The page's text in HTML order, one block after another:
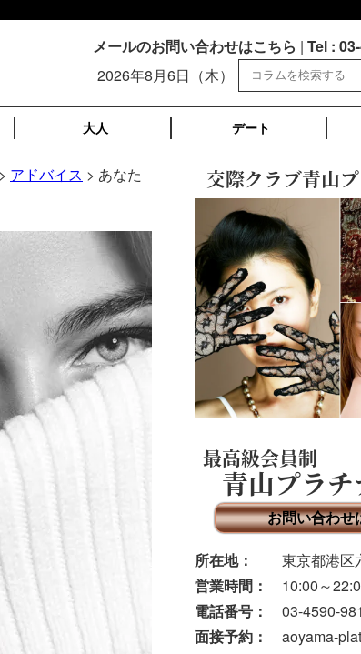
メールのお問い合わせはこちら | Tel :
2026年8月6日（木）
大人 デート
> アドバイス > あなた
交際クラブ青山
最高級会員制
青山プラ
お問い合わせ
所在地：
東京都港区
営業時間：
10:00～
電話番号：
03-4590-
面接予約：
aoyama-